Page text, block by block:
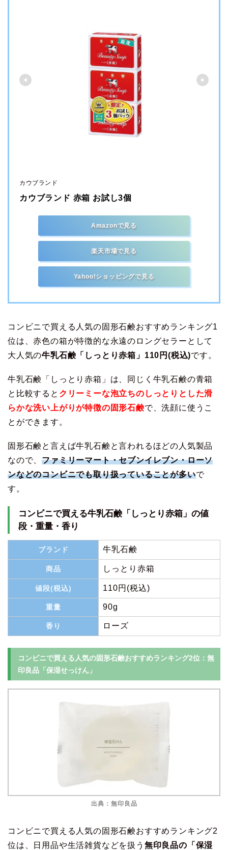
カウブランド
カウブランド 赤箱 お試し3個
Amazonで見る
楽天市場で見る
Yahoo!ショッピングで見る
コンビニで買える人気の固形石鹸おすすめランキング1
位は、赤色の箱が特徴的な永遠のロングセラーとして
大人気の牛乳石鹸「しっとり赤箱」110円(税込)です。
牛乳石鹸「しっとり赤箱」は、同じく牛乳石鹸の青箱
と比較すると クリーミーな泡立ちのしっとりとした滑
らかな洗い上がりが特徴の固形石鹸で、洗顔に使うこ
とができます。
固形石鹸と言えば牛乳石鹸と言われるほどの人気製品
なので、ファミリーマート・セブンイレブン・ローソ
ンなどのコンビニでも取り扱っていることが多いで
す。
コンビニで買える牛乳石鹸「しっとり赤箱」の値
段・重量・香り
ブランド 牛乳石鹸
商品 しっとり赤箱
値段(税込) 110円(税込)
重量 90g
香り ローズ
コンビニで買える人気の固形石鹸おすすめランキング2位：無
印良品「保湿せっけん」
出典：無印良品
コンビニで買える人気の固形石鹸おすすめランキング2
位は、日用品や生活雑貨などを扱う 無印良品の「保湿